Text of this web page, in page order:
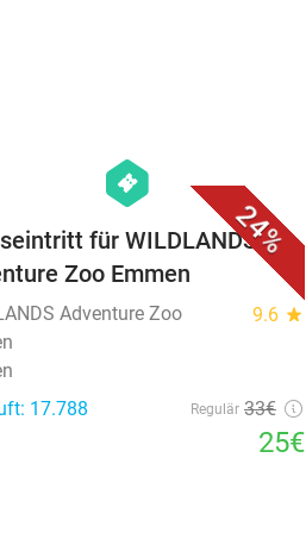
24%
hexagon
events
für WILDLANDS
Zoo Emmen
Adventure Zoo
9.6 star
17.788
Regulär 33€
25€